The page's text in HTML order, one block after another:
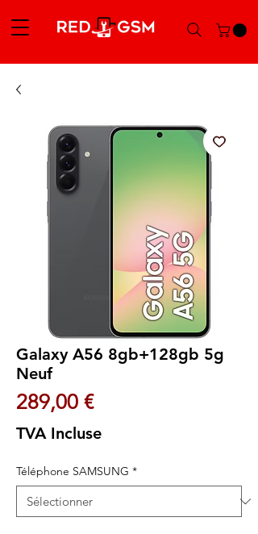
Galaxy A56 8gb+128gb 5g
Neuf
289,00 €Prix
TVA Incluse
Téléphone SAMSUNG *